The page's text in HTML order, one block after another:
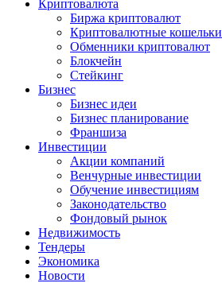
Криптовалюта
Биржа криптовалют
Криптовалютные кошельки
Обменники криптовалют
Блокчейн
Стейкинг
Бизнес
Бизнес идеи
Бизнес планирование
Франшиза
Инвестиции
Акции компаний
Венчурные инвестиции
Обучение инвестициям
Законодательство
Фондовый рынок
Недвижимость
Тендеры
Экономика
Новости